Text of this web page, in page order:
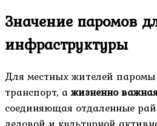
Значение паромов
инфраструктуры
Для местных жителей паромы
транспорт, ажизненно
соединяющая отдаленные